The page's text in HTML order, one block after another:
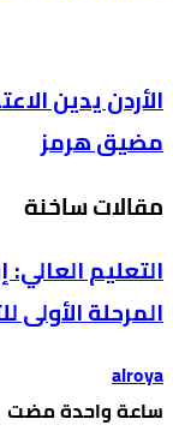
الأردن يدين
مضيق هرمز
مقالات ساخنة
التعليم
المرحلة الأولى
alroya
‫‫‫‏‫ساعة واحدة مضت‬